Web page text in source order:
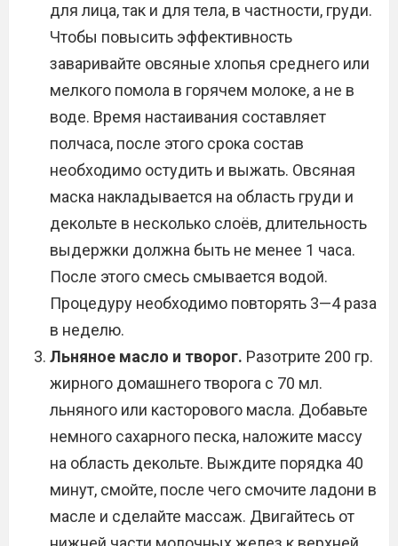
для лица, так и для тела, в частности, груди.
Чтобы повысить эффективность
заваривайте овсяные хлопья среднего или
мелкого помола в горячем молоке, а не в
воде. Время настаивания составляет
полчаса, после этого срока состав
необходимо остудить и выжать. Овсяная
маска накладывается на область груди и
декольте в несколько слоёв, длительность
выдержки должна быть не менее 1 часа.
После этого смесь смывается водой.
Процедуру необходимо повторять 3—4 раза
в неделю.
Льняное масло и творог. Разотрите 200 гр.
жирного домашнего творога с 70 мл.
льняного или касторового масла. Добавьте
немного сахарного песка, наложите массу
на область декольте. Выждите порядка 40
минут, смойте, после чего смочите ладони в
масле и сделайте массаж. Двигайтесь от